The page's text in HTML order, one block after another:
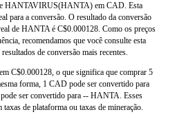
HANTAVIRUS(HANTA) em CAD. Esta
para a conversão. O resultado da conversão
de HANTA é C$0.000128. Como os preços
recomendamos que você consulte esta
de conversão mais recentes.
C$0.000128, o que significa que comprar 5
forma, 1 CAD pode ser convertido para
ser convertido para -- HANTA. Esses
de plataforma ou taxas de mineração.